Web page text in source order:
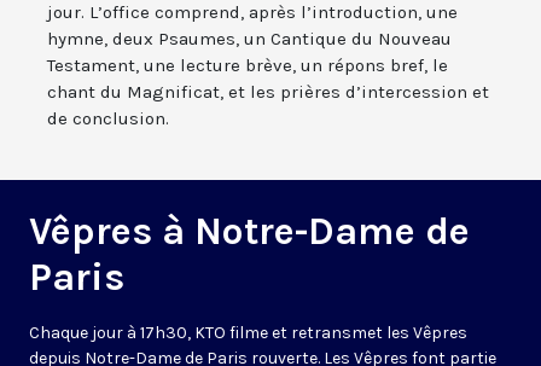
jour. L’office comprend, après l’introduction, une
hymne, deux Psaumes, un Cantique du Nouveau
Testament, une lecture brève, un répons bref, le
chant du Magnificat, et les prières d’intercession et
de conclusion.
Vêpres à Notre-Dame de
Paris
Chaque jour à 17h30, KTO filme et retransmet les Vêpres
depuis Notre-Dame de Paris rouverte. Les Vêpres font partie